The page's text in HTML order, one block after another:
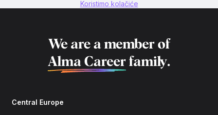
Koristimo kolačiće
We are a member of
Alma Career family.
Central Europe